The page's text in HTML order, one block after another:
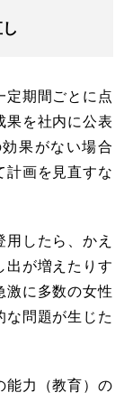
定期間ごとに点
果を社内に公表
果がない場合
計画を見直すな
したら、かえ
出が増えたりす
激に多数の女性
な問題が生じた
能力（教育）の